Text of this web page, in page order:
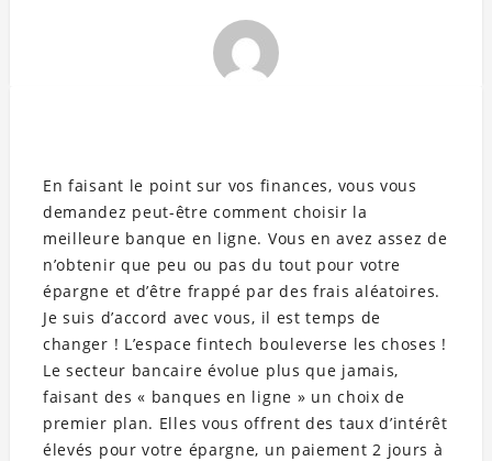
En faisant le point sur vos finances, vous vous
demandez peut-être comment choisir la
meilleure banque en ligne. Vous en avez assez de
n’obtenir que peu ou pas du tout pour votre
épargne et d’être frappé par des frais aléatoires.
Je suis d’accord avec vous, il est temps de
changer ! L’espace fintech bouleverse les choses !
Le secteur bancaire évolue plus que jamais,
faisant des « banques en ligne » un choix de
premier plan. Elles vous offrent des taux d’intérêt
élevés pour votre épargne, un paiement 2 jours à